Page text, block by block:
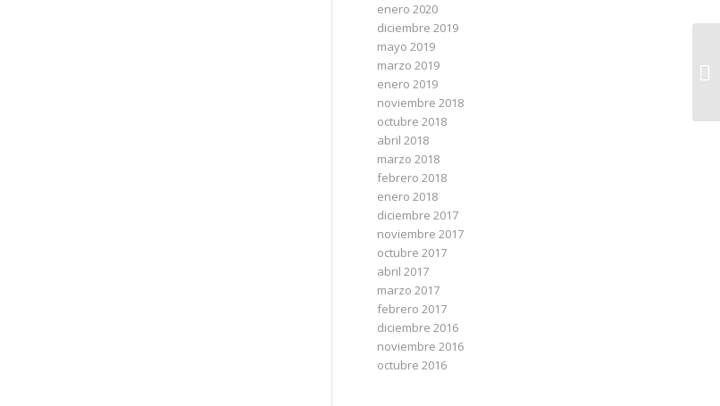
enero 2020
diciembre 2019
mayo 2019
marzo 2019
enero 2019
noviembre 2018
octubre 2018
abril 2018
marzo 2018
febrero 2018
enero 2018
diciembre 2017
noviembre 2017
octubre 2017
abril 2017
marzo 2017
febrero 2017
diciembre 2016
noviembre 2016
octubre 2016